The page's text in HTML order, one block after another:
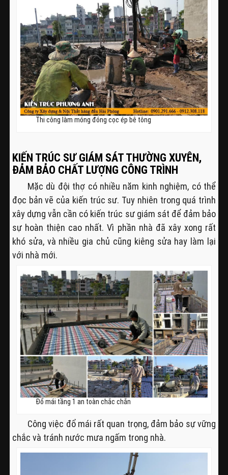
Thi công làm móng đóng cọc ép bê tông
KIẾN TRÚC SƯ GIÁM SÁT THƯỜNG XUYÊN,
ĐẢM BẢO CHẤT LƯỢNG CÔNG TRÌNH
Mặc dù đội thợ có nhiều năm kinh nghiệm, có thể
đọc bản vẽ của kiến trúc sư. Tuy nhiên trong quá trình
xây dựng vẫn cần có kiến trúc sư giám sát để đảm bảo
sự hoàn thiện cao nhất. Vì phần nhà đã xây xong rất
khó sửa, và nhiều gia chủ cũng kiêng sửa hay làm lại
với nhà mới.
Đổ mái tầng 1 an toàn chắc chắn
Công việc đổ mái rất quan trọng, đảm bảo sự vững
chắc và tránh nước mưa ngấm trong nhà.